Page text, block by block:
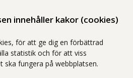
innehåller kakor (cookies)
för att ge dig en förbättrad
statistik och för att viss
ska fungera på webbplatsen.